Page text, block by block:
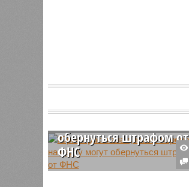
Юрист рассказал, какие
обернуться штрафом от
ФНС
Некоторые переводы,